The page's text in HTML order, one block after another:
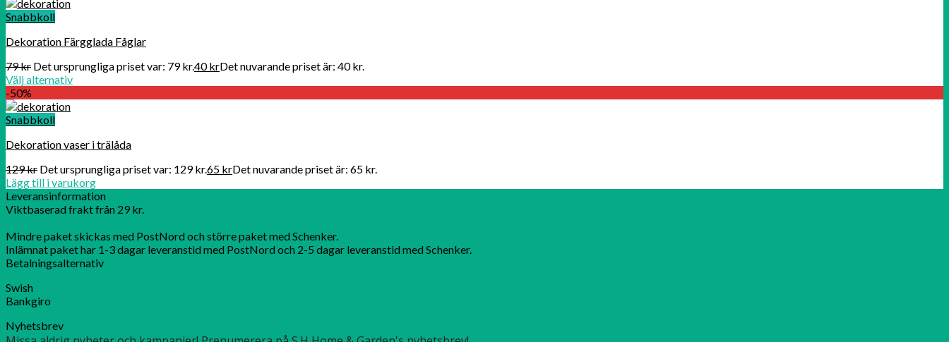
Snabbkoll
Dekoration Färgglada Fåglar
79kr Det ursprungliga priset var: 79 kr.40krDet nuvarande priset är: 40 kr.
Välj alternativ
-50%
Snabbkoll
Dekoration vaser i trälåda
129kr Det ursprungliga priset var: 129 kr.65 krDet nuvarande priset är: 65 kr.
Lägg till i varukorg
Leveransinformation
Viktbaserad frakt från 29 kr.
Mindre paket skickas med PostNord och större paket med Schenker.
Inlämnat paket har 1-3 dagar leveranstid med PostNord och 2-5 dagar leveranstid med Schenker.
Betalningsalternativ
Swish
Bankgiro
Nyhetsbrev